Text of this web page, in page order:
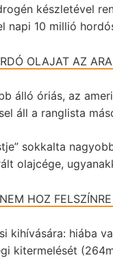
készletével
napi 10 millió
OLAJAT AZ
álló óriás, az
áll a ranglista
sokkalta
olajcége,
HOZ
kihívására: hiába
kitermelését